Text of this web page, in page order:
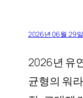
2026년 06월 29일
2026년 유
균형의 워